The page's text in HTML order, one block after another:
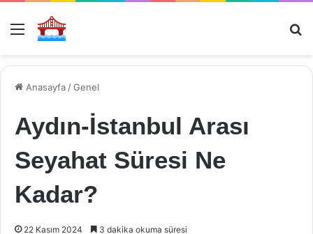
Menü
Anasayfa /Genel
Aydın-İstanbul Arası
Seyahat Süresi Ne
Kadar?
22 Kasım 2024 3 dakika okuma süresi